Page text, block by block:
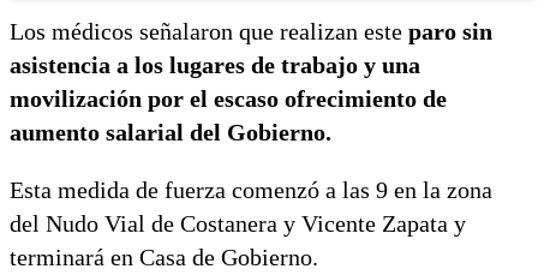
Los médicos señalaron que realizan este paro sin
asistencia a los lugares de trabajo y una
movilización por el escaso ofrecimiento de
aumento salarial del Gobierno.
Esta medida de fuerza comenzó a las 9 en la zona
del Nudo Vial de Costanera y Vicente Zapata y
terminará en Casa de Gobierno.